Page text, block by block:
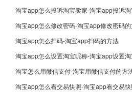
淘宝app怎么投诉淘宝卖家-淘宝app投诉
淘宝app怎么修改密码-淘宝app修改密码
淘宝app怎么扫码-淘宝app扫码的方法
淘宝app怎么设置淘宝昵称-淘宝app设置
淘宝怎么用微信支付-淘宝用微信支付的方
淘宝app怎么看交易快照-淘宝app看交易